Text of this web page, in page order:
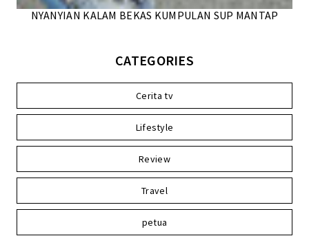
NYANYIAN KALAM BEKAS KUMPULAN SUP MANTAP
CATEGORIES
Cerita tv
Lifestyle
Review
Travel
petua